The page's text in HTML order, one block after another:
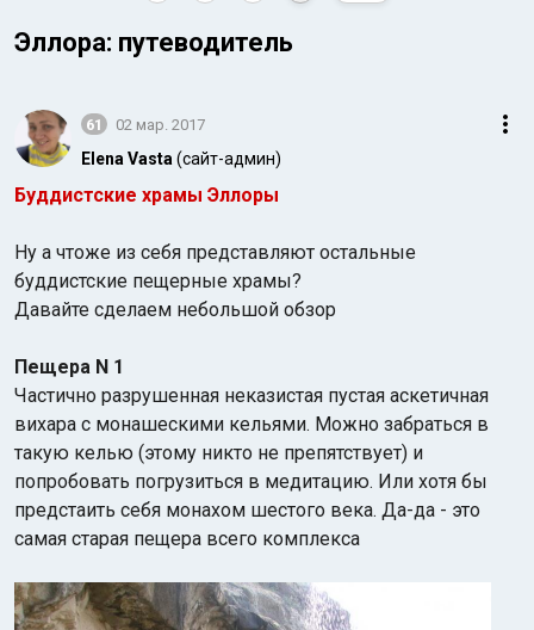
Аравийское море
Индийский океан
Эллора: путеводитель
61 02 мар. 2017
Elena Vasta (сайт-админ)
Буддистские храмы Эллоры
Ну а чтоже из себя представляют остальные
буддистские пещерные храмы?
Давайте сделаем небольшой обзор
Пещера N 1
Частично разрушенная неказистая пустая аскетичная
вихара с монашескими кельями. Можно забраться в
такую келью (этому никто не препятствует) и
попробовать погрузиться в медитацию. Или хотя бы
предстаить себя монахом шестого века. Да-да - это
самая старая пещера всего комплекса